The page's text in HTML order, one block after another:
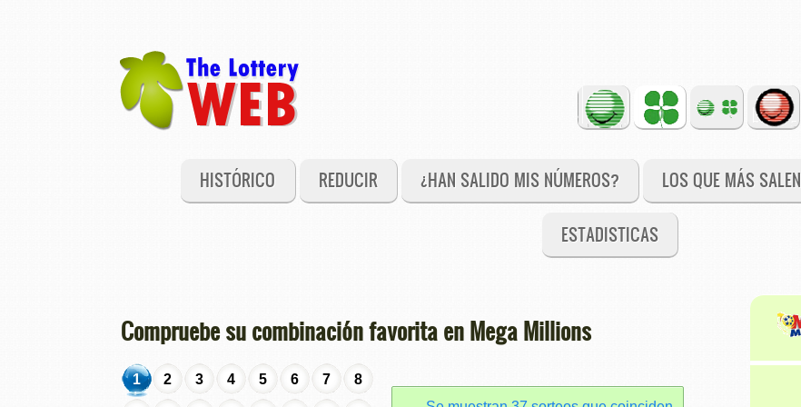
HISTÓRICO REDUCIR ¿HAN SALIDO MIS NÚMEROS? LOS QUE MÁS SALEN
ESTADISTICAS
Compruebe su combinación favorita en Mega Millions
1 2 3 4 5 6 7 8